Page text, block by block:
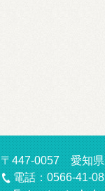
〒447-0057 愛知県
電話：0566-41-